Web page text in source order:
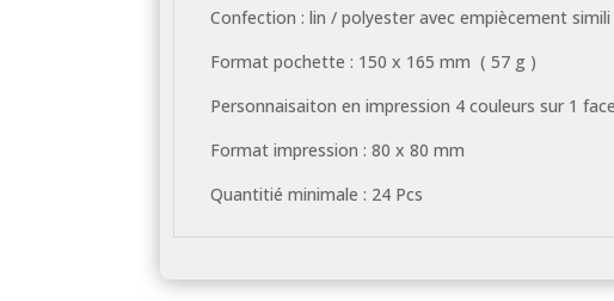
Confection : lin / polyester avec empiècement simili
Format pochette : 150 x 165 mm ( 57 g )
Personnaisaiton en impression 4 couleurs sur 1 face
Format impression : 80 x 80 mm
Quantitié minimale : 24 Pcs